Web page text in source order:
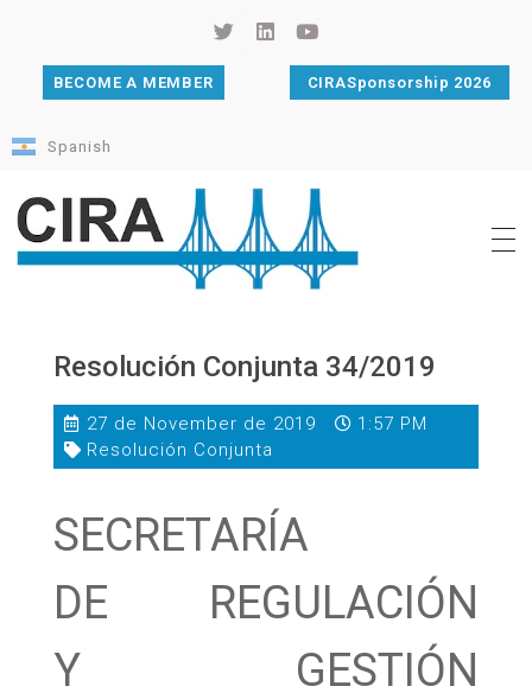
BECOME A MEMBER CIRASponsorship 2026
Spanish
Resolución Conjunta 34/2019
27 de November de 2019
1:57 PM
Resolución Conjunta
SECRETARÍA
DE REGULACIÓN
Y GESTIÓN